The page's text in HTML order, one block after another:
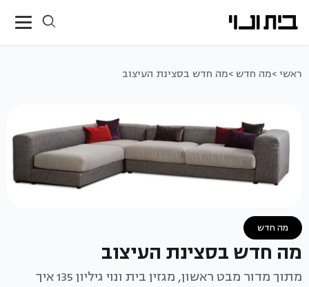
ראשי >מה חדש >מה חדש בסצינת העיצוב
מה חדש
מה חדש בסצינת העיצוב
מתוך מדור מבט ראשון, מגזין בית ונוי גיליון 135 איך